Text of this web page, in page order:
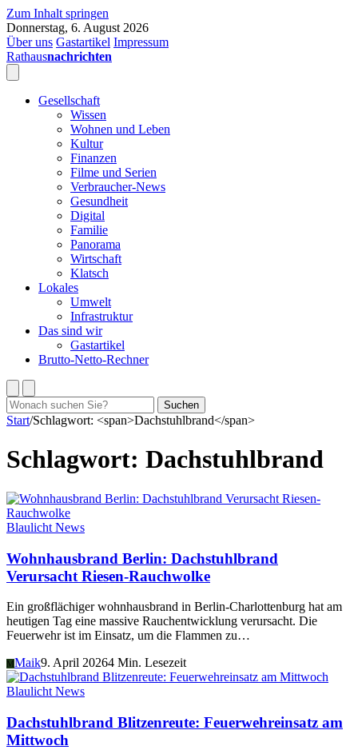
Zum Inhalt springen
Donnerstag, 6. August 2026
Über uns Gastartikel Impressum
Rathausnachrichten
Gesellschaft
Wissen
Wohnen und Leben
Kultur
Finanzen
Filme und Serien
Verbraucher-News
Gesundheit
Digital
Familie
Panorama
Wirtschaft
Klatsch
Lokales
Umwelt
Infrastruktur
Das sind wir
Gastartikel
Brutto-Netto-Rechner
Suchen
nach:
Suchen
Start/Schlagwort: <span>Dachstuhlbrand</span>
Schlagwort: Dachstuhlbrand
Blaulicht News
Wohnhausbrand Berlin: Dachstuhlbrand
Verursacht Riesen-Rauchwolke
Ein großflächiger wohnhausbrand in Berlin-Charlottenburg hat am
heutigen Tag eine massive Rauchentwicklung verursacht. Die
Feuerwehr ist im Einsatz, um die Flammen zu…
M Maik9. April 20264 Min. Lesezeit
Blaulicht News
Dachstuhlbrand Blitzenreute: Feuerwehreinsatz am
Mittwoch